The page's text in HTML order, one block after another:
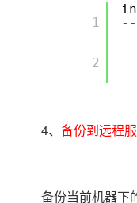
        1
        2
--
4、 备份到远程
备份当前机器下的